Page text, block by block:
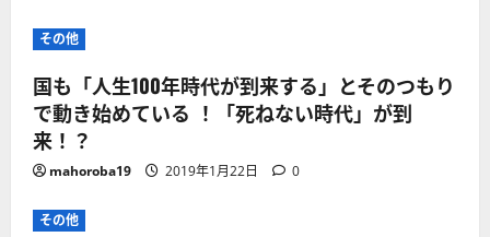
その他
国も「人生100年時代が到来する」とそのつもり
で動き始めている ！「死ねない時代」が到
来！？
mahoroba19 2019年1月22日 0
その他